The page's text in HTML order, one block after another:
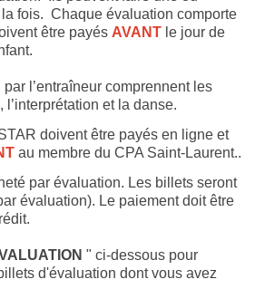
fois. Chaque évaluation comporte
être payés AVANTle jour de
l’entraîneur comprennent les
et la danse.
doivent être payés en ligne et
au membre du CPA Saint-Laurent..
par évaluation. Les billets seront
évaluation). Le paiement doit être
" ci-dessous pour
d'évaluation dont vous avez